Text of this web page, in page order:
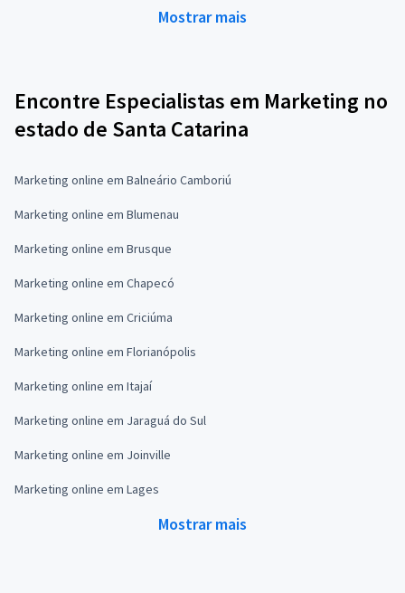
Mostrar mais
Encontre Especialistas em Marketing no
estado de Santa Catarina
Marketing online em Balneário Camboriú
Marketing online em Blumenau
Marketing online em Brusque
Marketing online em Chapecó
Marketing online em Criciúma
Marketing online em Florianópolis
Marketing online em Itajaí
Marketing online em Jaraguá do Sul
Marketing online em Joinville
Marketing online em Lages
Mostrar mais